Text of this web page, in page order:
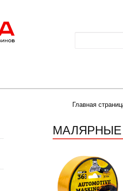
Главная
МАЛЯРНЫЕ